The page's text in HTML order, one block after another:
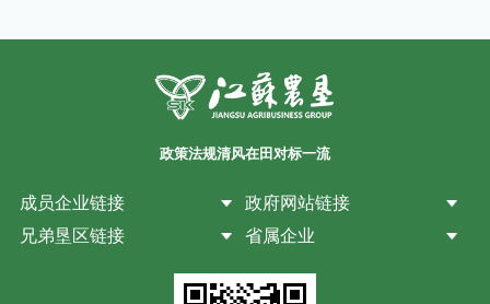
政策法规清风在田 对标一流
成员企业链接
政府网站链接
兄弟垦区链接
省属企业